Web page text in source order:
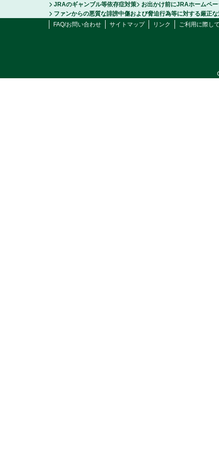
JRAのギャンブル等依存症対策
お出かけ前にJRAホームペ
ファンからの悪質な誹謗中傷および脅迫行為等に対する厳正
FAQ/お問い合わせ
サイトマップ リンク ご利用に際し